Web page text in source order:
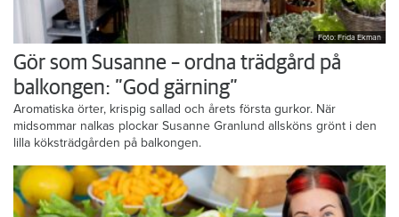
Foto: Frida Ekman
Gör som Susanne – ordna trädgård på
balkongen: ”God gärning”
Aromatiska örter, krispig sallad och årets första gurkor. När
midsommar nalkas plockar Susanne Granlund allsköns grönt i den
lilla köksträdgården på balkongen.